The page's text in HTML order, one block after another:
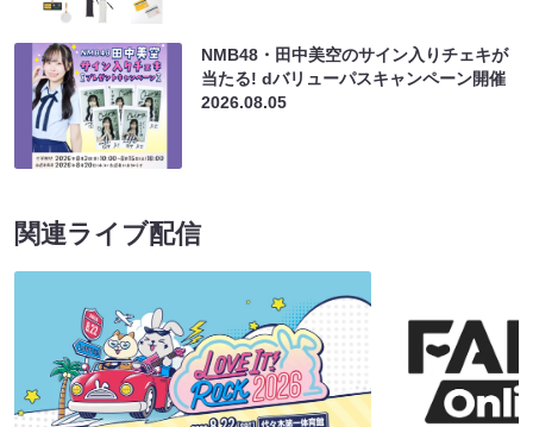
NMB48・田中美空のサイン入りチェキが
当たる! dバリューパスキャンペーン開催
2026.08.05
関連ライブ配信